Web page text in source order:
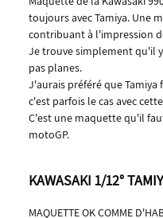
toujours avec Tamiya. Une
contribuant à l'impression
Je trouve simplement qu'il
pas planes.
J'aurais préféré que
c'est parfois le cas avec
C'est une maquette qu'il
motoGP.
KAWASAKI 1/12°
MAQUETTE OK COMME